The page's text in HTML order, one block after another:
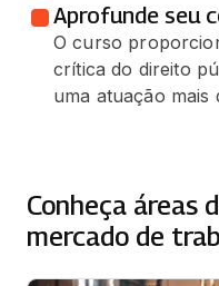
Aprofunde seu
O curso
crítica do direito
uma atuação mais
Conheça áreas
mercado de